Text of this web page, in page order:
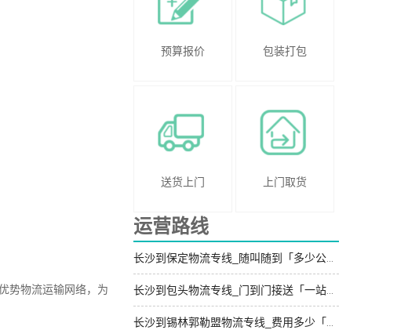
势物流运输网络，为
预算报价 包装打包
送货上门 上门取货
运营路线
长沙到保定物流专线_随叫随到「多少公里」
长沙到包头物流专线_门到门接送「一站直达」
长沙到锡林郭勒盟物流专线_费用多少「托运放心」